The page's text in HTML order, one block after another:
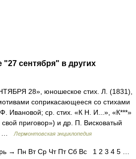
"27 сентября" в других
28», юношеское стих. Л. (1831),
соприкасающееся со стихами
Ивановой; ср. стих. «К Н. И...», «К***»
приговор») и др. П. Висковатый
…Лермонтовская энциклопедия
→ Пн Вт Ср Чт Пт Сб Вс 1 2 3 4 5 …